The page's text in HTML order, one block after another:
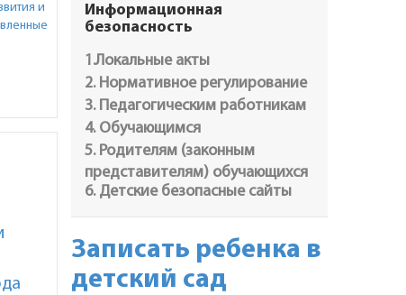
и
Информационная
безопасность
1.Локальные акты
2. Нормативное регулирование
3. Педагогическим работникам
4. Обучающимся
5. Родителям (законным
представителям) обучающихся
6. Детские безопасные сайты
Записать ребенка в
детский сад